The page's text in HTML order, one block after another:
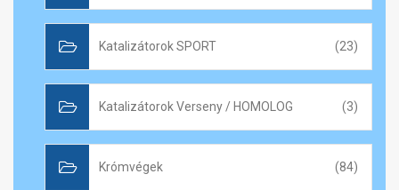
Katalizátorok SPORT (23)
Katalizátorok Verseny / HOMOLOG (3)
Krómvégek (84)